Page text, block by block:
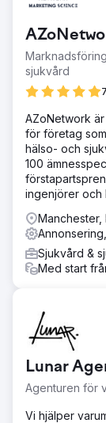
sjukvård
AZoNetwork
för företag
hälso- och
100
ingenjörer och
Manchester,
Sjukvård &
Med start
Lunar
Agenturen för
Vi hjälper